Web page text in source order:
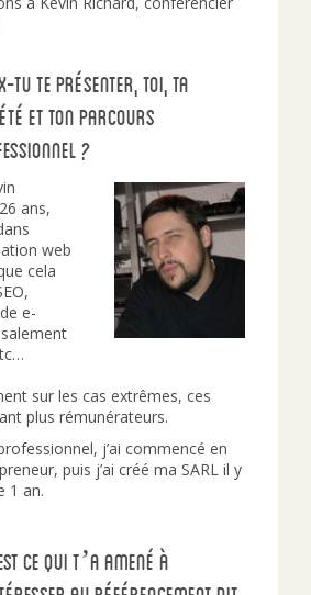
tu te présenter, toi, ta
et ton parcours
?
ans,
web
cela
e-
sur les cas extrêmes, ces
plus rémunérateurs.
j’ai commencé en
puis j’ai créé ma SARL il y
1 an.
ce qui t’a amené à